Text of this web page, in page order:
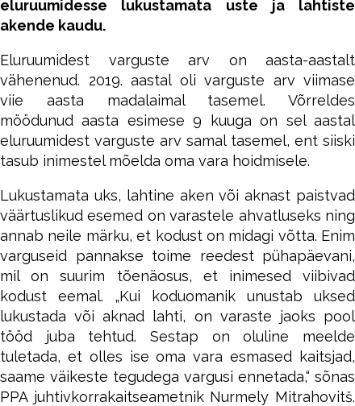
eluruumidesse lukustamata uste ja lahtiste
akende kaudu.
Eluruumidest varguste arv on aasta-aastalt
vähenenud. 2019. aastal oli varguste arv viimase
viie aasta madalaimal tasemel. Võrreldes
möödunud aasta esimese 9 kuuga on sel aastal
eluruumidest varguste arv samal tasemel, ent siiski
tasub inimestel mõelda oma vara hoidmisele.
Lukustamata uks, lahtine aken või aknast paistvad
väärtuslikud esemed on varastele ahvatluseks ning
annab neile märku, et kodust on midagi võtta. Enim
varguseid pannakse toime reedest pühapäevani,
mil on suurim tõenäosus, et inimesed viibivad
kodust eemal. „Kui koduomanik unustab uksed
lukustada või aknad lahti, on varaste jaoks pool
tööd juba tehtud. Sestap on oluline meelde
tuletada, et olles ise oma vara esmased kaitsjad,
saame väikeste tegudega vargusi ennetada,“ sõnas
PPA juhtivkorrakaitseametnik Nurmely Mitrahovitš.